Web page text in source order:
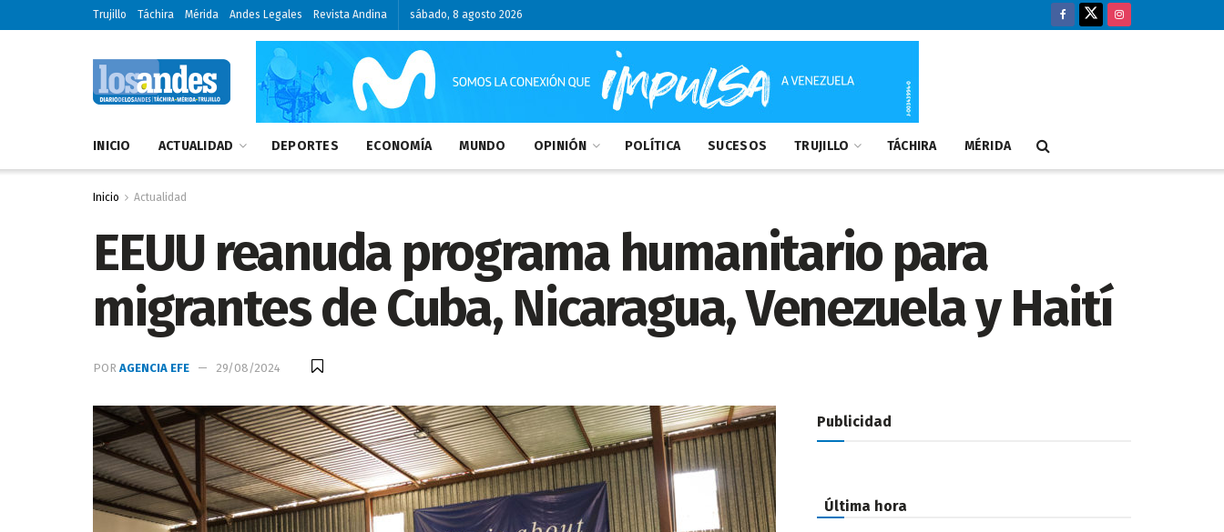
Trujillo Táchira Mérida Andes Legales Revista Andina sábado, 8 agosto 2026
INICIO ACTUALIDAD DEPORTES ECONOMÍA MUNDO OPINIÓN POLÍTICA SUCESOS TRUJILLO TÁCHIRA MÉRIDA
Inicio Actualidad
EEUU reanuda programa humanitario para
migrantes de Cuba, Nicaragua, Venezuela y Haití
POR AGENCIA EFE 29/08/2024
Publicidad
Última hora